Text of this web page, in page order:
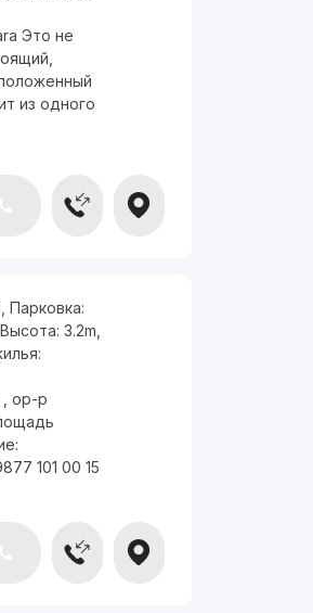
Это не
из одного
Парковка:
Высота: 3.2m
ор-р
101 00 15